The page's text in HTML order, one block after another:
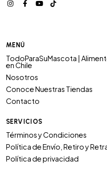
MENÚ
TodoParaSuMascota |
en Chile
Nosotros
Conoce Nuestras Tiendas
Contacto
SERVICIOS
Términos y Condiciones
Política de Envío, Retiro y
Política de privacidad